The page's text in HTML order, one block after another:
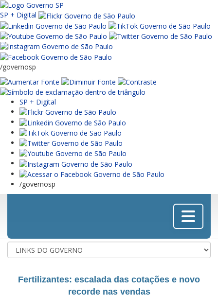
SP + Digital
/governosp
SP + Digital
/governosp
Menu
Fertilizantes: escalada das cotações e novo
recorde nas vendas